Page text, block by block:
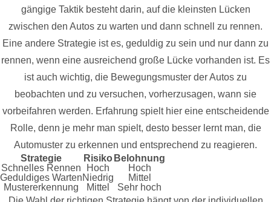
gängige Taktik besteht darin, auf die kleinsten Lücken
zwischen den Autos zu warten und dann schnell zu rennen.
Eine andere Strategie ist es, geduldig zu sein und nur dann zu
rennen, wenn eine ausreichend große Lücke vorhanden ist. Es
ist auch wichtig, die Bewegungsmuster der Autos zu
beobachten und zu versuchen, vorherzusagen, wann sie
vorbeifahren werden. Erfahrung spielt hier eine entscheidende
Rolle, denn je mehr man spielt, desto besser lernt man, die
Automuster zu erkennen und entsprechend zu reagieren.
Strategie
Risiko Belohnung
Schnelles Rennen
Hoch
Hoch
Geduldiges WartenNiedrig
Mittel
Mustererkennung
Mittel
Sehr hoch